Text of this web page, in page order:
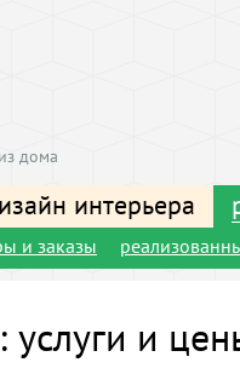
дома
интерьера
и заказы
и